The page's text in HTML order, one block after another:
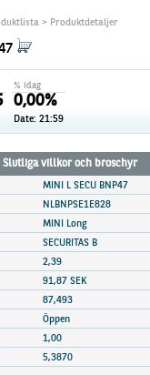
produkter
> Produktdetaljer
% idag
0,00%
Date: 21:59
Slutliga villkor och broschyr
MINI L SECU BNP47
NLBNPSE1E828
MINI Long
SECURITAS B
2,39
91,87 SEK
87,493
Öppen
1,00
5,3870